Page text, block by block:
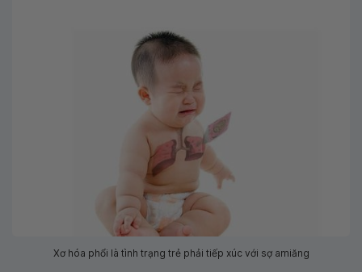
Xơ hóa phổi là tình trạng trẻ phải tiếp xúc với sợ amiăng